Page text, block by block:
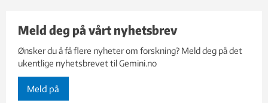
Meld deg på vårt nyhetsbrev
Ønsker du å få flere nyheter om forskning? Meld deg på det
ukentlige nyhetsbrevet til Gemini.no
Meld på